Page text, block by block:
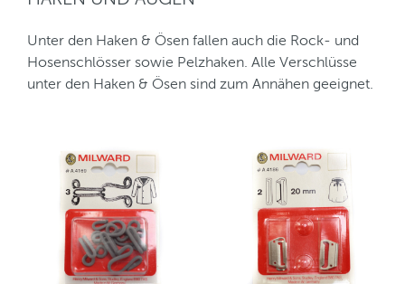
Unter den Haken & Ösen fallen auch die Rock- und
Hosenschlösser sowie Pelzhaken. Alle Verschlüsse
unter den Haken & Ösen sind zum Annähen geeignet.